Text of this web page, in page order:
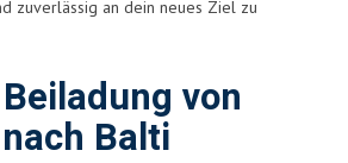
zuverlässig an dein neues Ziel zu
von
Balti